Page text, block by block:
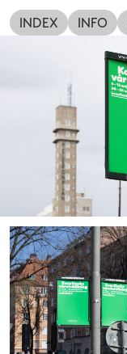
INDEX INFO